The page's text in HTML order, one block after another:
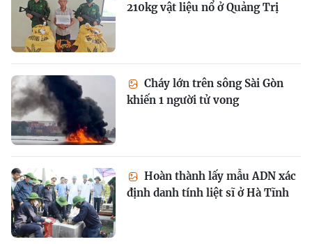
210kg vật liệu nổ ở Quảng Trị
Cháy lớn trên sông Sài Gòn
khiến 1 người tử vong
Hoàn thành lấy mẫu ADN xác
định danh tính liệt sĩ ở Hà Tĩnh